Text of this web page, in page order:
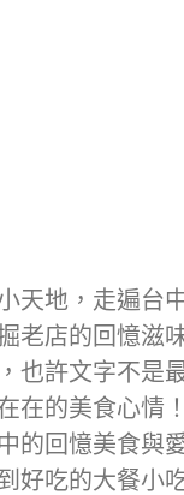
天地，走遍台
老店的回憶滋
也許文字不是
在的美食心情
的回憶美食與
好吃的大餐小